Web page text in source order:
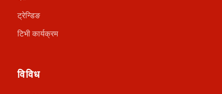
ट्रेन्डिङ
टिभी कार्यक्रम
विविध